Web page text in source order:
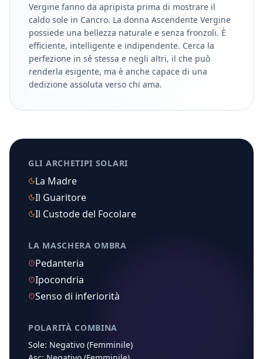
Vergine fanno da apripista prima di mostrare il
caldo sole in Cancro. La donna Ascendente Vergine
possiede una bellezza naturale e senza fronzoli. È
efficiente, intelligente e indipendente. Cerca la
perfezione in sé stessa e negli altri, il che può
renderla esigente, ma è anche capace di una
dedizione assoluta verso chi ama.
GLI ARCHETIPI SOLARI
La Madre
Il Guaritore
Il Custode del Focolare
LA MASCHERA OMBRA
Pedanteria
Ipocondria
Senso di inferiorità
POLARITÀ COMBINA
Sole: Negativo (Femminile)